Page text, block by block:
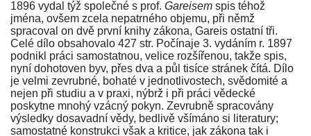
1896 vydal týž společné s prof. Gareisem spis téhož
jména, ovšem zcela nepatrného objemu, při němž
spracoval on dvě první knihy zákona, Gareis ostatní tři.
Celé dílo obsahovalo 427 str. Počínaje 3. vydáním r. 1897
podnikl práci samostatnou, velice rozšířenou, takže spis,
nyní dohotoven byv, přes dva a půl tisíce stránek čítá. Dílo
je velmi zevrubné, bohaté v jednotlivostech, svědomité a
nejen při studiu a v praxi, nýbrž i při práci vědecké
poskytne mnohý vzácný pokyn. Zevrubně spracovány
výsledky dosavadní vědy, bedlivě všímáno si literatury;
samostatné konstrukci však a kritice, jak zákona tak i